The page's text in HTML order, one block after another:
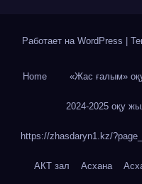
Работает на WordPress
Home «Жас ғалым»
2024-2025 оқу
https://zhasdaryn1.kz/
АКТ зал Асхана